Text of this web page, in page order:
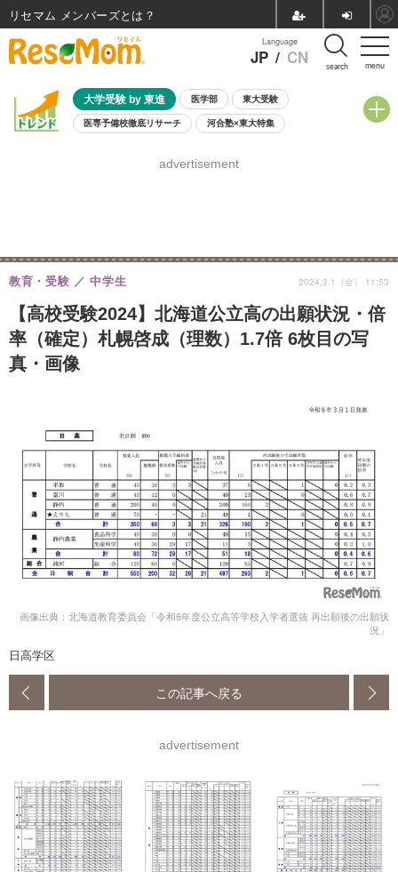
menu
Language
JP / CN search
大学受験 by 東進 医学部 東大受験
医専予備校徹底リサーチ 河合塾×東大特集
8月開催学校説明会・相談会
advertisement
【高校受験2024】北海道公立高の出願状況・倍
率（確定）札幌啓成（理数）1.7倍 6枚目の写
真・画像
教育・受験 中学生 2024.3.1（金） 11:53
画像出典：北海道教育委員会「令和6年度公立高等学校入学者選抜 再出願後の出願状
況」
日高学区
この記事へ戻る
advertisement
リセマム メンバーズ